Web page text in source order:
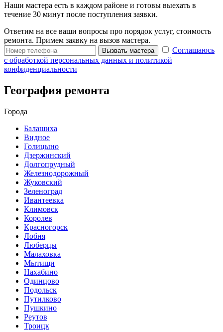
Наши мастера есть в каждом районе и готовы выехать в
течение 30 минут после поступления заявки.
Ответим на все ваши вопросы про порядок услуг, стоимость
ремонта. Примем заявку на вызов мастера.
Вызвать мастера
Соглашаюсь
с обработкой персональных данных и политикой
конфиденциальности
География ремонта
Города
Балашиха
Видное
Голицыно
Дзержинский
Долгопрудный
Железнодорожный
Жуковский
Зеленоград
Ивантеевка
Климовск
Королев
Красногорск
Лобня
Люберцы
Малаховка
Мытищи
Нахабино
Одинцово
Подольск
Путилково
Пушкино
Реутов
Троицк